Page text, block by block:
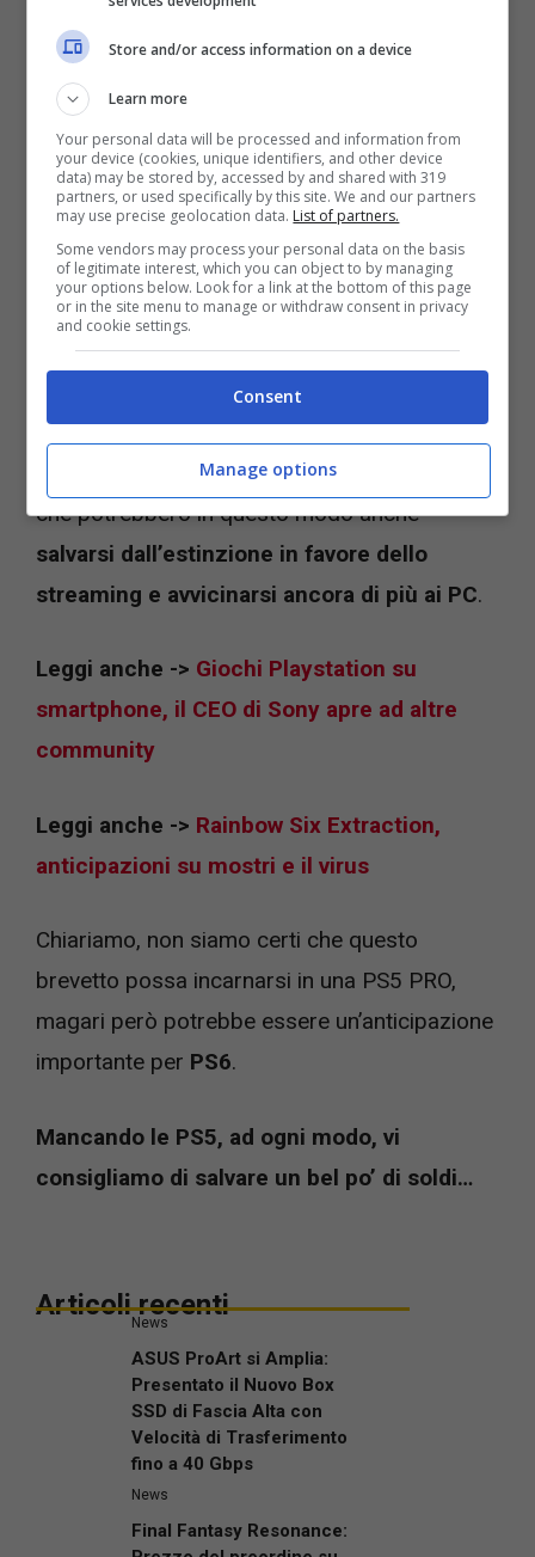
brevetto
una nuova architettura che potremmo definire
a dir poco rivoluzionaria. Parliamo di un tipo di
piattaforma che supporta non una, maben
due GPU.Due schede grafiche che lavorano
aumentando esponenzialmente la potenza di
calcolo.
Una PS5 PRO con due schede grafiche
sarebbe certamente un’interessante base di
partenza per il futuro delle console da gaming,
che potrebbero in questo modo anche
salvarsi dall’estinzione in favore dello
streaming e avvicinarsi ancora di più ai PC.
Leggi anche -> Giochi Playstation su
smartphone, il CEO di Sony apre ad altre
community
Leggi anche -> Rainbow Six Extraction,
anticipazioni su mostri e il virus
Chiariamo, non siamo certi che questo
brevetto possa incarnarsi in una PS5 PRO,
magari però potrebbe essere un’anticipazione
importante per PS6.
Mancando le PS5, ad ogni modo, vi
consigliamo di salvare un bel po’ di soldi…
Articoli recenti
News
ASUS ProArt si Amplia:
Presentato il Nuovo Box
SSD di Fascia Alta con
Velocità di Trasferimento
fino a 40 Gbps
News
Final Fantasy Resonance:
Store and/or access information on a device
Learn more
Your personal data will be processed and information from
your device (cookies, unique identifiers, and other device
data) may be stored by, accessed by and shared with 319
partners, or used specifically by this site. We and our partners
may use precise geolocation data. List of partners.
Some vendors may process your personal data on the basis
of legitimate interest, which you can object to by managing
your options below. Look for a link at the bottom of this page
or in the site menu to manage or withdraw consent in privacy
and cookie settings.
Consent
Manage options